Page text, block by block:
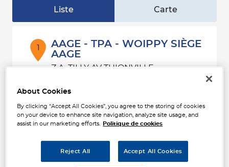
Particuliers
Contact
Liste Carte
1
AAGE - TPA - WOIPPY SIÈGE
AAGE
Z.A. TILLY AV THIONVILLE
Voir plus
TPA LAXOU
About Cookies
By clicking “Accept All Cookies”, you agree to the storing of cookies
on your device to enhance site navigation, analyze site usage, and
assist in our marketing efforts.
Politique de cookies
Reject All Accept All Cookies